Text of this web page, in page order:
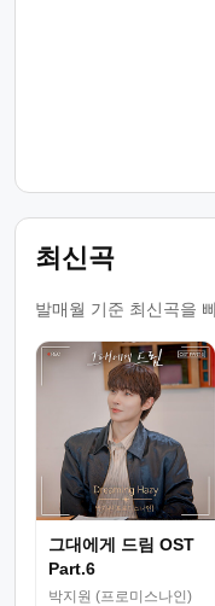
최신곡
발매월 기준 최신곡을
그대에게 드림 OST
Part.6
박지원 (프로미스나인)